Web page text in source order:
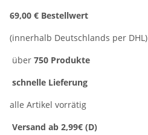
69,00 € Bestellwert
(innerhalb Deutschlands per DHL)
über 750 Produkte
schnelle Lieferung
alle Artikel vorrätig
Versand ab 2,99€ (D)